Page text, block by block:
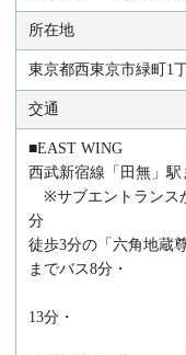
所在地
東京都西東京市緑町1
交通
■EAST WING
西武新宿線「田無」駅
※サブエントランス
分
徒歩3分の「六角地蔵
までバス8分・
西武池袋線
13分・
JR中央線「